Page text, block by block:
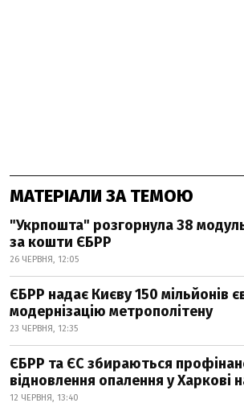
МАТЕРІАЛИ ЗА ТЕМОЮ
"Укрпошта" розгорнула 38
за кошти ЄБРР
26 ЧЕРВНЯ, 12:05
ЄБРР надає Києву 150 мільйонів
модернізацію метрополітену
23 ЧЕРВНЯ, 12:35
ЄБРР та ЄС збираються
відновлення опалення у Харкові
12 ЧЕРВНЯ, 13:40